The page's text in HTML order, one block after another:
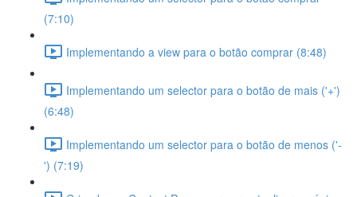
(7:10)
Implementando a view para o botão comprar (8:48)
Implementando um selector para o botão de mais ('+')
(6:48)
Implementando um selector para o botão de menos ('-
') (7:19)